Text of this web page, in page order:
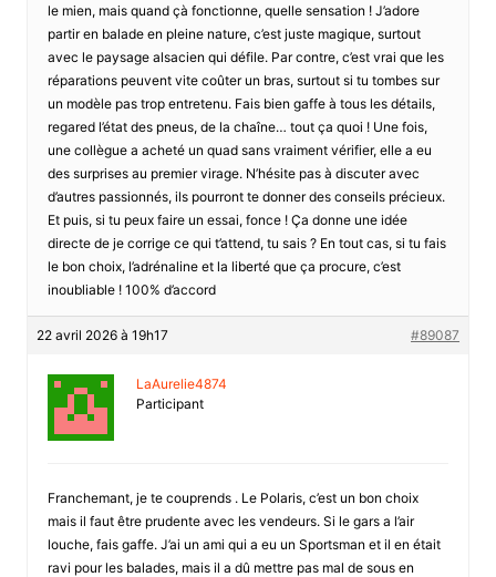
le mien, mais quand çà fonctionne, quelle sensation ! J’adore
partir en balade en pleine nature, c’est juste magique, surtout
avec le paysage alsacien qui défile. Par contre, c’est vrai que les
réparations peuvent vite coûter un bras, surtout si tu tombes sur
un modèle pas trop entretenu. Fais bien gaffe à tous les détails,
regared l’état des pneus, de la chaîne… tout ça quoi ! Une fois,
une collègue a acheté un quad sans vraiment vérifier, elle a eu
des surprises au premier virage. N’hésite pas à discuter avec
d’autres passionnés, ils pourront te donner des conseils précieux.
Et puis, si tu peux faire un essai, fonce ! Ça donne une idée
directe de je corrige ce qui t’attend, tu sais ? En tout cas, si tu fais
le bon choix, l’adrénaline et la liberté que ça procure, c’est
inoubliable ! 100% d’accord
22 avril 2026 à 19h17 #89087
LaAurelie4874
Participant
Franchemant, je te couprends . Le Polaris, c’est un bon choix
mais il faut être prudente avec les vendeurs. Si le gars a l’air
louche, fais gaffe. J’ai un ami qui a eu un Sportsman et il en était
ravi pour les balades, mais il a dû mettre pas mal de sous en